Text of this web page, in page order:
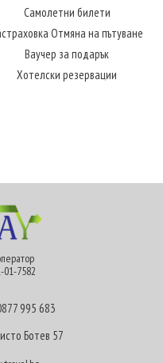
Самолетни билети
Отмяна на пътуване
Ваучер за подарък
Хотелски резервации
01-7582
995 683
Ботев 57